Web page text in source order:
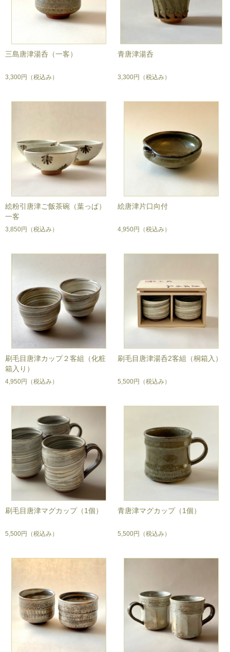
三島唐津湯呑（一客）
3,300円 （税込み）
青唐津湯呑
3,300円 （税込み）
絵粉引唐津ご飯茶碗（葉っぱ）
一客
3,850円 （税込み）
絵唐津片口向付
4,950円 （税込み）
刷毛目唐津カップ２客組（化粧
箱入り）
4,950円 （税込み）
刷毛目唐津湯呑2客組（桐箱入）
5,500円 （税込み）
刷毛目唐津マグカップ（1個）
5,500円 （税込み）
青唐津マグカップ（1個）
5,500円 （税込み）